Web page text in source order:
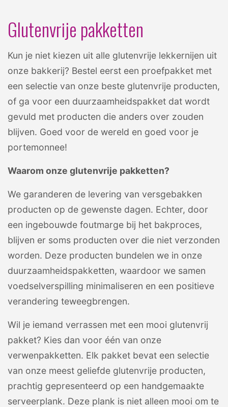
Glutenvrije pakketten
Kun je niet kiezen uit alle glutenvrije lekkernijen uit
onze bakkerij? Bestel eerst een proefpakket met
een selectie van onze beste glutenvrije producten,
of ga voor een duurzaamheidspakket dat wordt
gevuld met producten die anders over zouden
blijven. Goed voor de wereld en goed voor je
portemonnee!
Waarom onze glutenvrije pakketten?
We garanderen de levering van versgebakken
producten op de gewenste dagen. Echter, door
een ingebouwde foutmarge bij het bakproces,
blijven er soms producten over die niet verzonden
worden. Deze producten bundelen we in onze
duurzaamheidspakketten, waardoor we samen
voedselverspilling minimaliseren en een positieve
verandering teweegbrengen.
Wil je iemand verrassen met een mooi glutenvrij
pakket? Kies dan voor één van onze
verwenpakketten. Elk pakket bevat een selectie
van onze meest geliefde glutenvrije producten,
prachtig gepresenteerd op een handgemaakte
serveerplank. Deze plank is niet alleen mooi om te